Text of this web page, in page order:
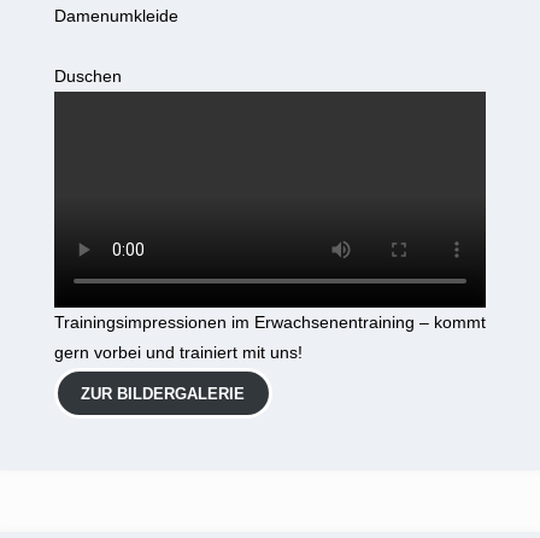
Damenumkleide
Duschen
Trainingsimpressionen im Erwachsenentraining – kommt
gern vorbei und trainiert mit uns!
ZUR BILDERGALERIE